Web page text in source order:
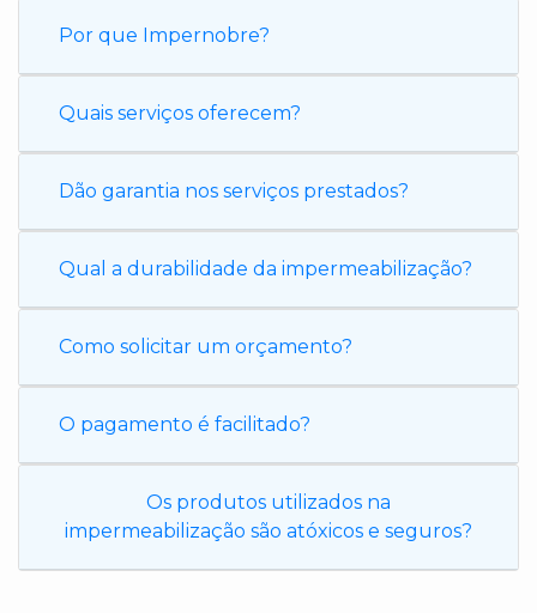
Por que Impernobre?
Quais serviços oferecem?
Dão garantia nos serviços prestados?
Qual a durabilidade da impermeabilização?
Como solicitar um orçamento?
O pagamento é facilitado?
Os produtos utilizados na
impermeabilização são atóxicos e seguros?